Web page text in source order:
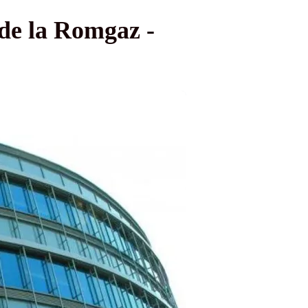
la Romgaz -